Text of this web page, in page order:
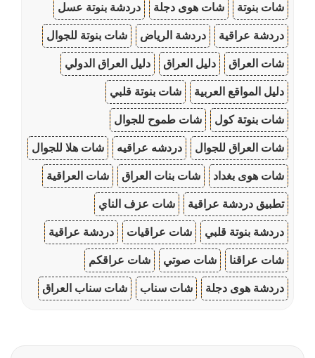
شات بنوتة شات هوى دجلة دردشة بنوتة عسل
دردشة عراقية دردشة الرياض شات بنوتة للجوال
شات العراق دليل العراق دليل العراق الدولي
دليل المواقع العربية شات بنوتة قلبي
شات بنوتة كول شات طموح للجوال
شات العراق للجوال دردشه عراقيه شات هلا للجوال
شات هوى بغداد شات بنات العراق شات العراقية
تطبيق دردشة عراقية شات عزف الناي
دردشة بنوتة قلبي شات عراقيات دردشة عراقية
شات عراقنا شات صوتي شات عراقكم
دردشة هوى دجلة شات سناب شات سناب العراق